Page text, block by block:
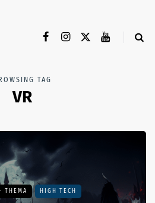
TAG
VR
THEMA HIGH TECH